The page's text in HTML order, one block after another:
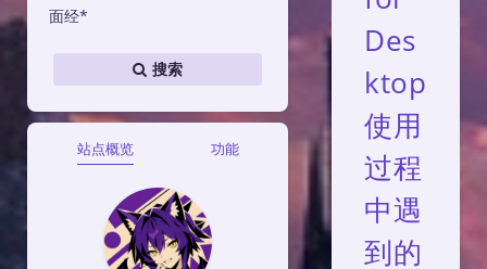
面经*
搜索
站点概览 功能
Des
ktop
使用
过程
中遇
到的